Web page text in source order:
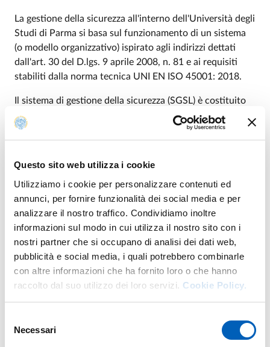
Questo sito web utilizza i cookie
Utilizziamo i cookie per personalizzare contenuti ed
annunci, per fornire funzionalità dei social media e per
analizzare il nostro traffico. Condividiamo inoltre
informazioni sul modo in cui utilizza il nostro sito con i
nostri partner che si occupano di analisi dei dati web,
pubblicità e social media, i quali potrebbero combinarle
con altre informazioni che ha fornito loro o che hanno
raccolto dal suo utilizzo dei loro servizi. Cookie Policy.
delNecessari
La gestione della sicurezza all'interno dell'Università degli
Studi di Parma si basa sul funzionamento di un sistema
(o modello organizzativo) ispirato agli indirizzi dettati
dall'art. 30 del D.lgs. 9 aprile 2008, n. 81 e ai requisiti
stabiliti dalla norma tecnica UNI EN ISO 45001: 2018.
Il sistema di gestione della sicurezza (SGSL) è costituito
operativamente da un insieme coordinato e coerente al
proprio interno di procedure e istruzioni operative per
soddisfacimento dei requisiti legali, stabiliti in massima
parte dal D.lgs. 9 aprile 2008, n .81. Il sistema di gestione
adottato dall'Ateneo si compone inoltre di una sezione,
denominata convenzionalmente SG-03, dedicata alla
verifica interna e al monitoraggio dei processi di
sicurezza all'interno delle strutture di Ateneo. La sezione
SG-03 comprende momenti di audit nei dipartimenti
dell'Ateneo ed un riesame complessivo, solitamente
svolto all'interno della riunione periodica per la sicurezza
prevista dall'art. 35 del D.lgs. 9 aprile 2008, n. 81.